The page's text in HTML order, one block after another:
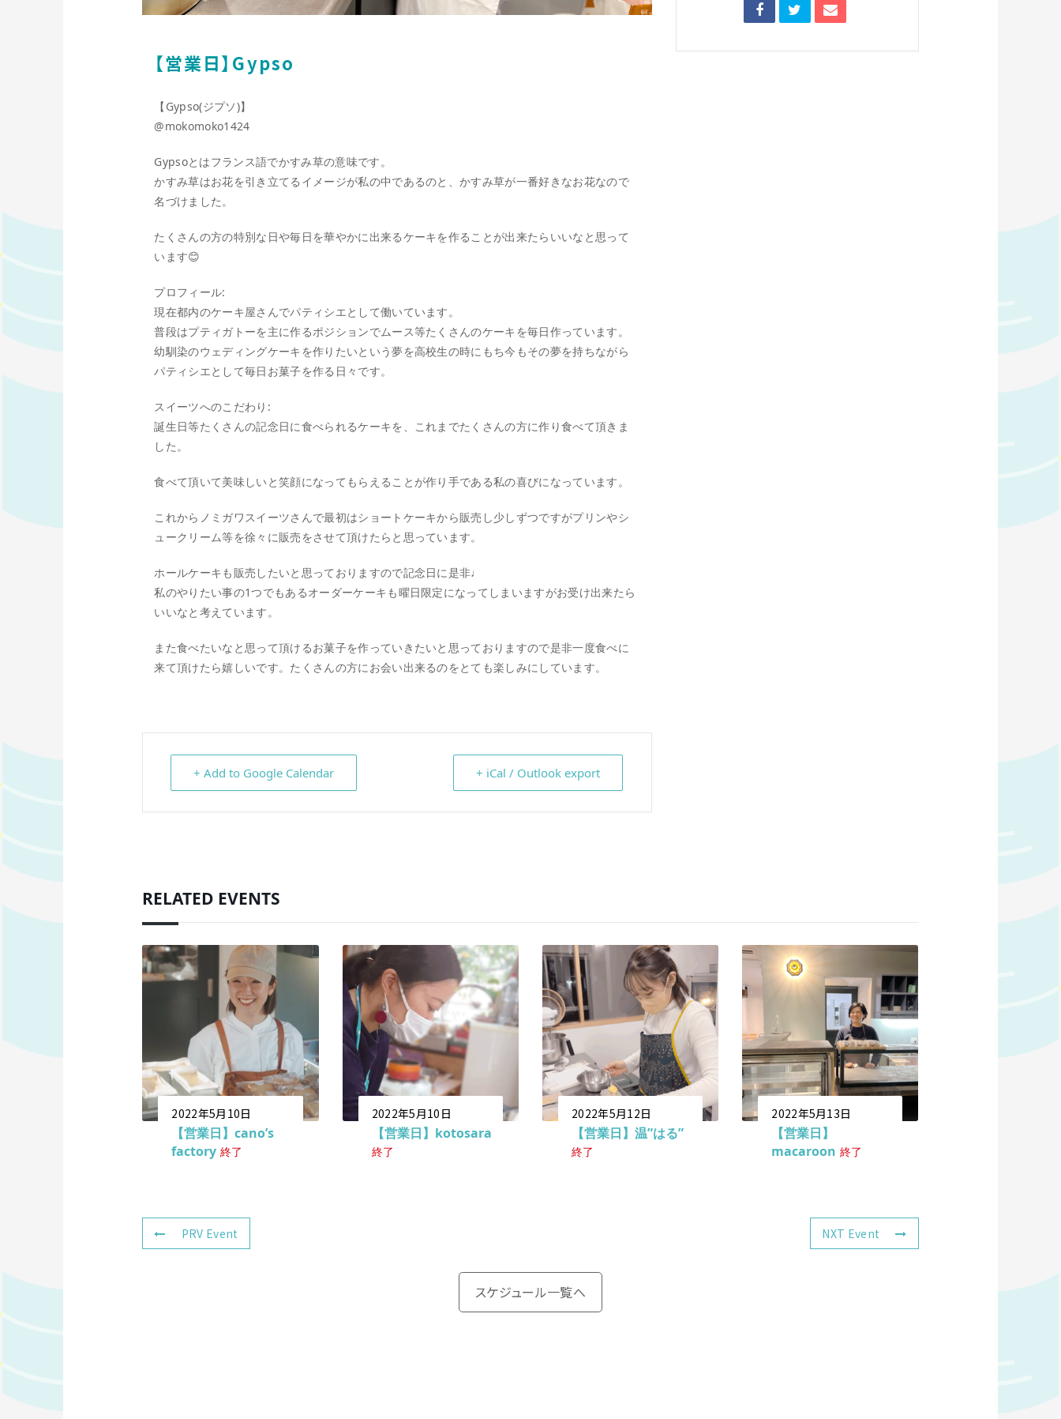
【営業日】Gypso
【Gypso(ジプソ)】
@mokomoko1424
Gypsoとはフランス語でかすみ草の意味です。
かすみ草はお花を引き立てるイメージが私の中であるのと、かすみ草が一番好きなお花なので
名づけました。
たくさんの方の特別な日や毎日を華やかに出来るケーキを作ることが出来たらいいなと思って
います😊
プロフィール:
現在都内のケーキ屋さんでパティシエとして働いています。
普段はプティガトーを主に作るポジションでムース等たくさんのケーキを毎日作っています。
幼馴染のウェディングケーキを作りたいという夢を高校生の時にもち今もその夢を持ちながら
パティシエとして毎日お菓子を作る日々です。
スイーツへのこだわり:
誕生日等たくさんの記念日に食べられるケーキを、これまでたくさんの方に作り食べて頂きま
した。
食べて頂いて美味しいと笑顔になってもらえることが作り手である私の喜びになっています。
これからノミガワスイーツさんで最初はショートケーキから販売し少しずつですがプリンやシ
ュークリーム等を徐々に販売をさせて頂けたらと思っています。
ホールケーキも販売したいと思っておりますので記念日に是非♩
私のやりたい事の1つでもあるオーダーケーキも曜日限定になってしまいますがお受け出来たら
いいなと考えています。
また食べたいなと思って頂けるお菓子を作っていきたいと思っておりますので是非一度食べに
来て頂けたら嬉しいです。たくさんの方にお会い出来るのをとても楽しみにしています。
+ Add to Google Calendar + iCal / Outlook export
RELATED EVENTS
2022年5月10日
【営業日】cano’s
factory 終了
2022年5月10日
【営業日】kotosara
終了
2022年5月12日
【営業日】温”はる”
終了
2022年5月13日
【営業日】
macaroon 終了
PRV Event NXT Event
スケジュール一覧へ